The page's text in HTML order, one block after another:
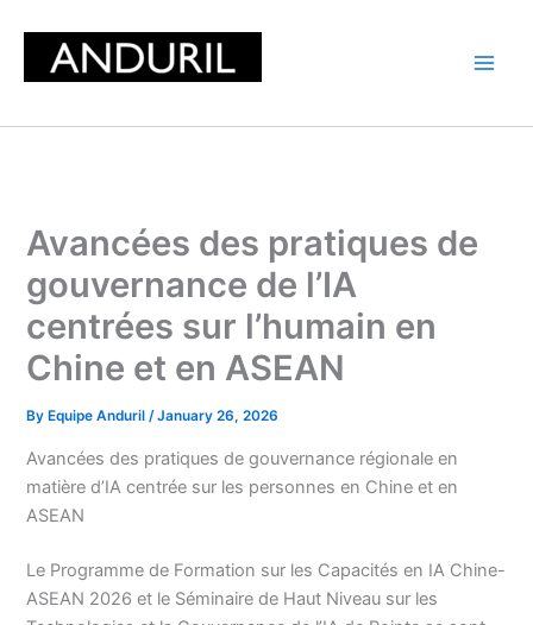
content
Avancées des pratiques de
gouvernance de l’IA
centrées sur l’humain en
Chine et en ASEAN
By Equipe Anduril/January 26, 2026
Avancées des pratiques de gouvernance régionale en
matière d’IA centrée sur les personnes en Chine et en
ASEAN
Le Programme de Formation sur les Capacités en IA Chine-
ASEAN 2026 et le Séminaire de Haut Niveau sur les